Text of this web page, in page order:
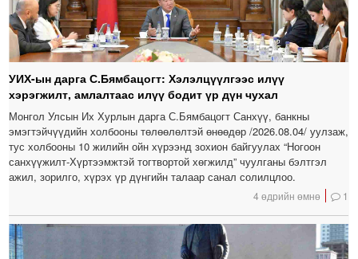
УИХ-ын дарга С.Бямбацогт: Хэлэлцүүлгээс илүү
хэрэгжилт, амлалтаас илүү бодит үр дүн чухал
Монгол Улсын Их Хурлын дарга С.Бямбацогт Санхүү, банкны
эмэгтэйчүүдийн холбооны төлөөлөлтэй өнөөдөр /2026.08.04/ уулзаж,
тус холбооны 10 жилийн ойн хүрээнд зохион байгуулах “Ногоон
санхүүжилт-Хүртээмжтэй тогтвортой хөгжилд” чуулганы бэлтгэл
ажил, зорилго, хүрэх үр дүнгийн талаар санал солилцлоо.
4 өдрийн өмнө 1